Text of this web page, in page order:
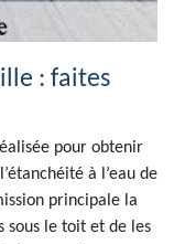
: faites
pour obtenir
à l’eau de
principale la
sous le toit et de les